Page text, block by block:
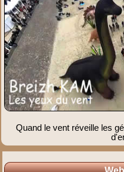
Quand le vent réveille les